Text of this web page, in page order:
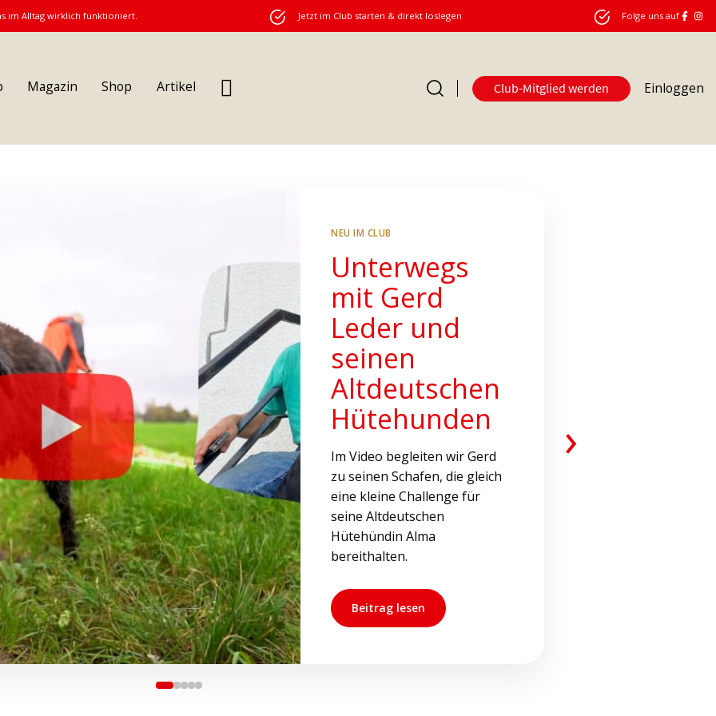
im Alltag wirklich funktioniert. Jetzt im Club starten & direkt loslegen Folge uns auf
Magazin Shop Artikel Club-Mitglied werden Einloggen
NEU IM CLUB
Unterwegs
mit Gerd
Leder und
seinen
Altdeutschen
Hütehunden
Im Video begleiten wir Gerd
zu seinen Schafen, die gleich
eine kleine Challenge für
seine Altdeutschen
Hütehündin Alma
bereithalten.
Beitrag lesen
›